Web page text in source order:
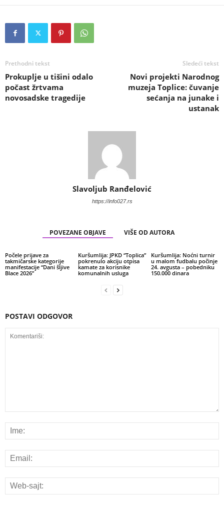
Prethodni tekst
Prokuplje u tišini odalo
počast žrtvama
novosadske tragedije
Sledeći tekst
Novi projekti Narodnog
muzeja Toplice: čuvanje
sećanja na junake i
ustanak
Slavoljub Ranđelović
https://info027.rs
POVEZANE OBJAVE VIŠE OD AUTORA
Počele prijave za
takmičarske kategorije
manifestacije “Dani šljive
Blace 2026”
Kuršumlija: JPKD “Toplica”
pokrenulo akciju otpisa
kamate za korisnike
komunalnih usluga
Kuršumlija: Noćni turnir
u malom fudbalu počinje
24. avgusta – pobedniku
150.000 dinara
POSTAVI ODGOVOR